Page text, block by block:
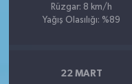
Rüzgar: 8 km/h
Yağış Olasılığı: %89
22 MART